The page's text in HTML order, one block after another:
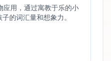
用，通过寓教于乐的小
的词汇量和想象力。